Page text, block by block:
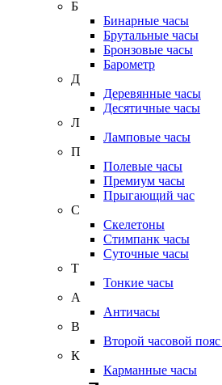
Б
Бинарные часы
Брутальные часы
Бронзовые часы
Барометр
Д
Деревянные часы
Десятичные часы
Л
Ламповые часы
П
Полевые часы
Премиум часы
Прыгающий час
С
Скелетоны
Стимпанк часы
Суточные часы
Т
Тонкие часы
А
Античасы
В
Второй часовой
К
Карманные часы